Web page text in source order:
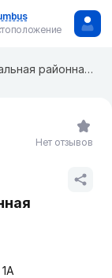
Индерская центральная районная больница п. Индербор
Нет отзывов